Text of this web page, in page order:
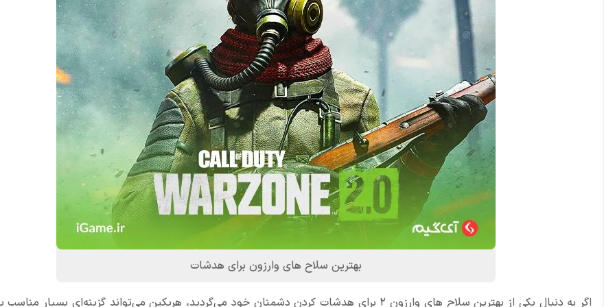
بهترین سلاح های وارزون برای هدشات
اگر به دنبال یکی از بهترین سلاح های وارزون ۲ برای هدشات کردن دشمنان خود می‌گردید، هریکین می‌تواند گزینه‌ای بسیار